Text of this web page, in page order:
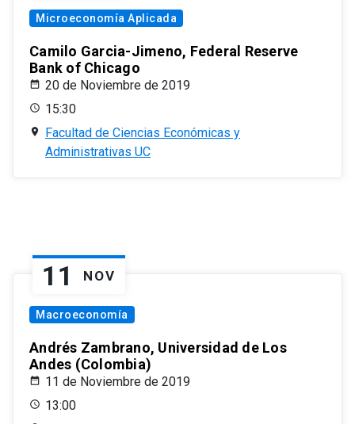
Microeconomía Aplicada
Camilo Garcia-Jimeno, Federal Reserve
Bank of Chicago
20 de Noviembre de 2019
15:30
Facultad de Ciencias Económicas y
Administrativas UC
11 NOV
Macroeconomía
Andrés Zambrano, Universidad de Los
Andes (Colombia)
11 de Noviembre de 2019
13:00